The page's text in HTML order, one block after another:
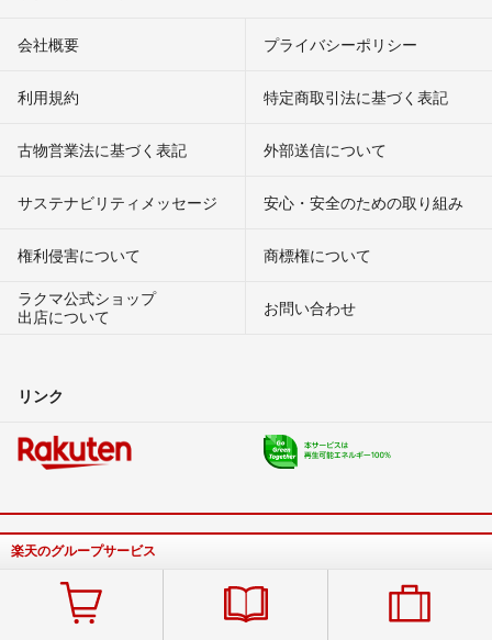
会社概要 プライバシーポリシー
利用規約 特定商取引法に基づく表記
古物営業法に基づく表記 外部送信について
サステナビリティメッセージ 安心・安全のための取り組み
権利侵害について
商標権について
ラクマ公式ショップ
出店について
お問い合わせ
リンク
楽天のグループサービス